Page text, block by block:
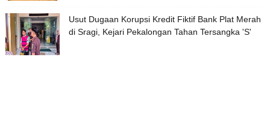
Usut Dugaan Korupsi Kredit Fiktif Bank Plat Merah
di Sragi, Kejari Pekalongan Tahan Tersangka 'S'